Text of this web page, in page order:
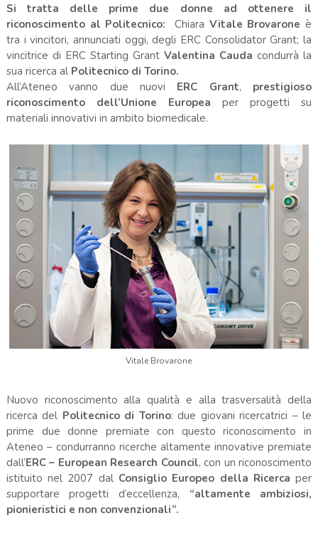
Si tratta delle prime due donne ad ottenere il
riconoscimento al Politecnico:Chiara Vitale Brovarone è
tra i vincitori, annunciati oggi, degli ERC Consolidator Grant; la
vincitrice di ERC Starting GrantValentina Cauda condurrà la
sua ricerca al Politecnico di Torino.
All’Ateneo vanno due nuovi ERC Grant, prestigioso
riconoscimento dell’Unione Europea per progetti su
materiali innovativi in ambito biomedicale.
Vitale Brovarone
Nuovo riconoscimento alla qualità e alla trasversalità della
ricerca del Politecnico di Torino: due giovani ricercatrici – le
prime due donne premiate con questo riconoscimento in
Ateneo – condurranno ricerche altamente innovative premiate
dall’ERC – European Research Council, con un riconoscimento
istituito nel 2007 dal Consiglio Europeo della Ricerca per
supportare progetti d’eccellenza, “altamente ambiziosi,
pionieristici e non convenzionali”.